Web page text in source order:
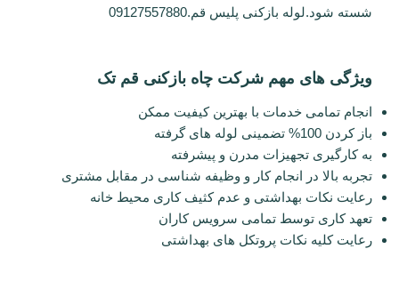
شسته شود.لوله بازکنی پلیس قم.09127557880
ویژگی های مهم شرکت چاه بازکنی قم تک
انجام تمامی خدمات با بهترین کیفیت ممکن
باز کردن 100% تضمینی لوله های گرفته
به کارگیری تجهیزات مدرن و پیشرفته
تجربه بالا در انجام کار و وظیفه شناسی در مقابل مشتری
رعایت نکات بهداشتی و عدم کثیف کاری محیط خانه
تعهد کاری توسط تمامی سرویس کاران
رعایت کلیه نکات پروتکل های بهداشتی